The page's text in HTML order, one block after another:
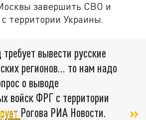
завершить СВО и
территории Украины.
вывести русские
регионов... то нам надо
о выводе
войск ФРГ с территории
Рогова РИА Новости.